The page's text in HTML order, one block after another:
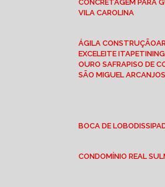
CONCRETAGEM PARA
VILA CAROLINA
ÁGILA CONSTRUÇÃO
EXCELEITE
OURO SAFRA PISO DE
SÃO MIGUEL ARCANJO
BOCA DE LOBO
CONDOMÍNIO REAL SUL